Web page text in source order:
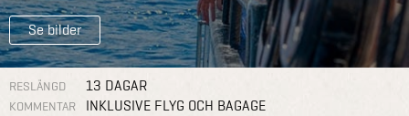
Se bilder
RESLÄNGD 13 DAGAR
KOMMENTAR INKLUSIVE FLYG OCH BAGAGE